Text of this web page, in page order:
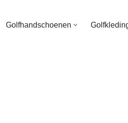
Golfhandschoenen